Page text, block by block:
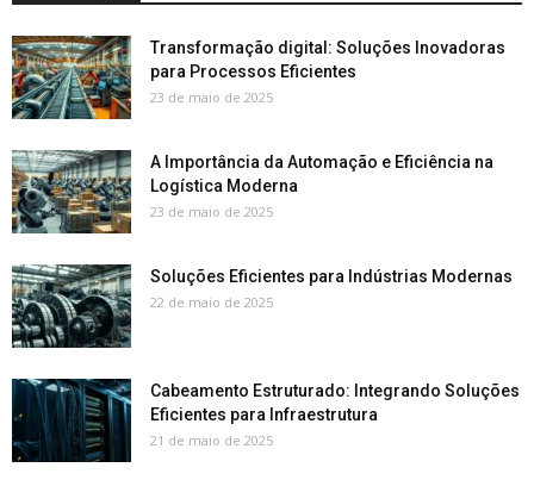
Transformação digital: Soluções Inovadoras
para Processos Eficientes
23 de maio de 2025
A Importância da Automação e Eficiência na
Logística Moderna
23 de maio de 2025
Soluções Eficientes para Indústrias Modernas
22 de maio de 2025
Cabeamento Estruturado: Integrando Soluções
Eficientes para Infraestrutura
21 de maio de 2025